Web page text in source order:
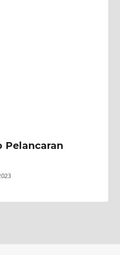
Pelancaran